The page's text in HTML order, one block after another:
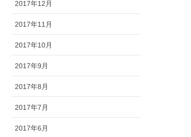
2017年12月
2017年11月
2017年10月
2017年9月
2017年8月
2017年7月
2017年6月